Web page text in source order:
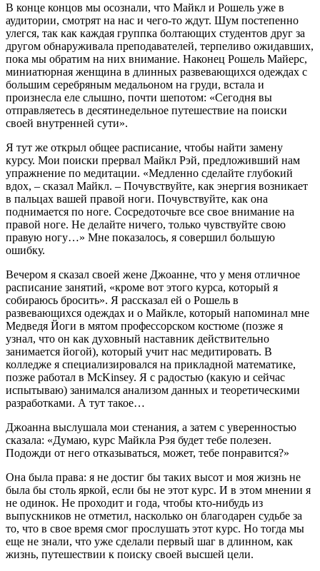
В конце концов мы осознали, что Майкл и Рошель уже в
аудитории, смотрят на нас и чего-то ждут. Шум постепенно
улегся, так как каждая группка болтающих студентов друг за
другом обнаруживала преподавателей, терпеливо ожидавших,
пока мы обратим на них внимание. Наконец Рошель Майерс,
миниатюрная женщина в длинных развевающихся одеждах с
большим серебряным медальоном на груди, встала и
произнесла еле слышно, почти шепотом: «Сегодня вы
отправляетесь в десятинедельное путешествие на поиски
своей внутренней сути».
Я тут же открыл общее расписание, чтобы найти замену
курсу. Мои поиски прервал Майкл Рэй, предложивший нам
упражнение по медитации. «Медленно сделайте глубокий
вдох, – сказал Майкл. – Почувствуйте, как энергия возникает
в пальцах вашей правой ноги. Почувствуйте, как она
поднимается по ноге. Сосредоточьте все свое внимание на
правой ноге. Не делайте ничего, только чувствуйте свою
правую ногу…» Мне показалось, я совершил большую
ошибку.
Вечером я сказал своей жене Джоанне, что у меня отличное
расписание занятий, «кроме вот этого курса, который я
собираюсь бросить». Я рассказал ей о Рошель в
развевающихся одеждах и о Майкле, который напоминал мне
Медведя Йоги в мятом профессорском костюме (позже я
узнал, что он как духовный наставник действительно
занимается йогой), который учит нас медитировать. В
колледже я специализировался на прикладной математике,
позже работал в McKinsey. Я с радостью (какую и сейчас
испытываю) занимался анализом данных и теоретическими
разработками. А тут такое…
Джоанна выслушала мои стенания, а затем с уверенностью
сказала: «Думаю, курс Майкла Рэя будет тебе полезен.
Подожди от него отказываться, может, тебе понравится?»
Она была права: я не достиг бы таких высот и моя жизнь не
была бы столь яркой, если бы не этот курс. И в этом мнении я
не одинок. Не проходит и года, чтобы кто-нибудь из
выпускников не отметил, насколько он благодарен судьбе за
то, что в свое время смог прослушать этот курс. Но тогда мы
еще не знали, что уже сделали первый шаг в длинном, как
жизнь, путешествии к поиску своей высшей цели.